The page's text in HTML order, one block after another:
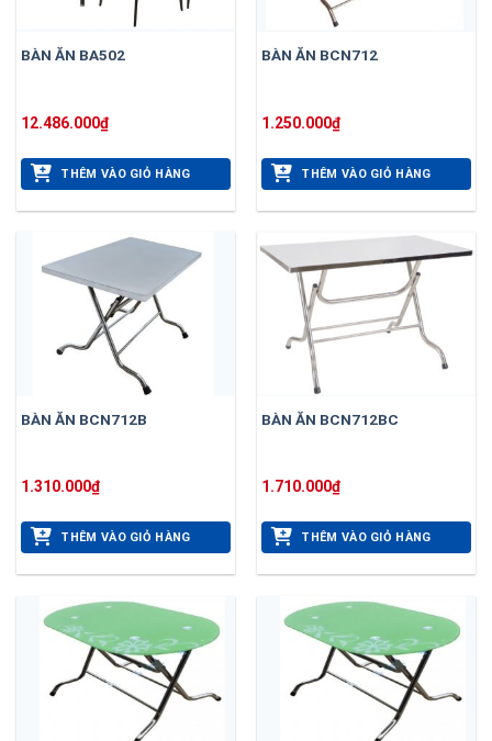
BÀN ĂN BA502
12.486.000₫
THÊM VÀO GIỎ HÀNG
BÀN ĂN BCN712
1.250.000₫
THÊM VÀO GIỎ HÀNG
BÀN ĂN BCN712B
1.310.000₫
THÊM VÀO GIỎ HÀNG
BÀN ĂN BCN712BC
1.710.000₫
THÊM VÀO GIỎ HÀNG